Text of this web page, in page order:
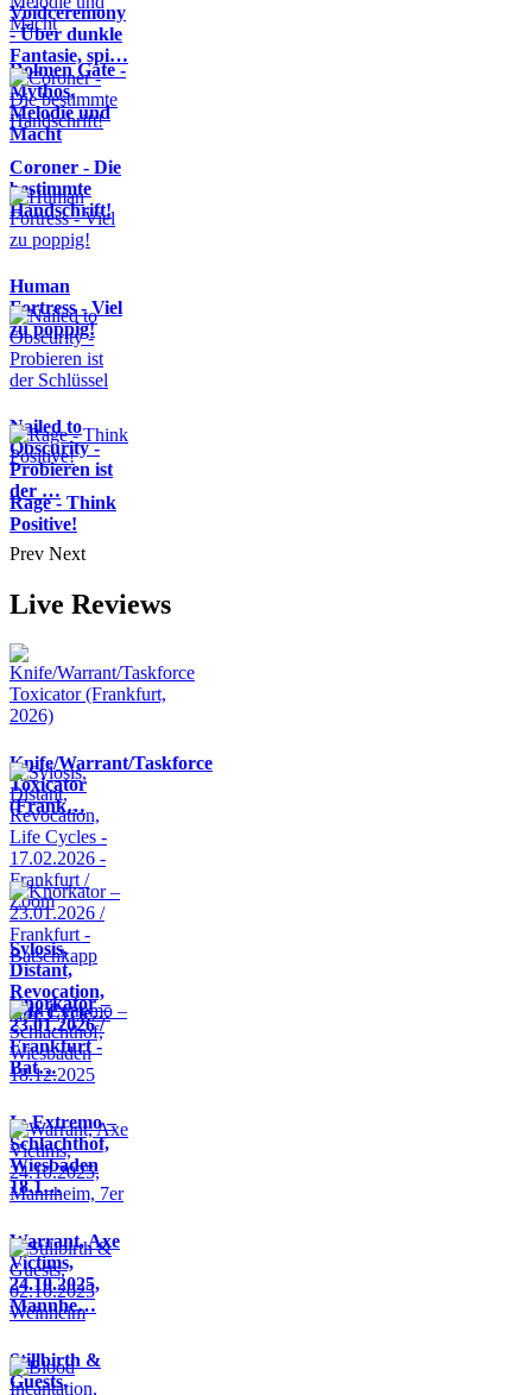
Voidceremony
- Über dunkle
Fantasie, spi…
Dolmen Gate -
Mythos,
Melodie und
Macht
Coroner - Die
bestimmte
Handschrift!
Human
Fortress - Viel
zu poppig!
Nailed to
Obscurity -
Probieren ist
der …
Rage - Think
Positive!
Prev Next
Live Reviews
Knife/Warrant/Taskforce
Toxicator
(Frank…
Sylosis,
Distant,
Revocation,
Life Cycle…
Knorkator –
23.01.2026 /
Frankfurt -
Bat…
In Extremo –
Schlachthof,
Wiesbaden
18.1…
Warrant, Axe
Victims,
24.10.2025,
Mannhe…
Stillbirth &
Guests,